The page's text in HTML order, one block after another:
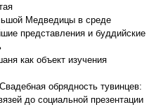
Медведицы в среде
представления и буддийские
как объект изучения
обрядность тувинцев:
до социальной презентации